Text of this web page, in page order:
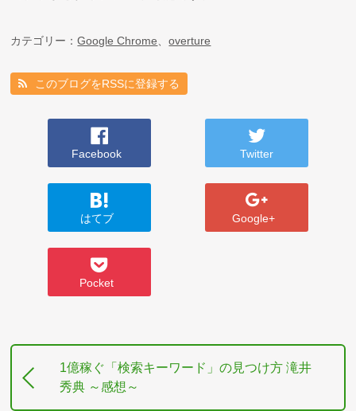
カテゴリー：Google Chrome、overture
このブログをRSSに登録する
Facebook Twitter
はてブ Google+
Pocket
1億稼ぐ「検索キーワード」の見つけ方 滝井
秀典 ～感想～